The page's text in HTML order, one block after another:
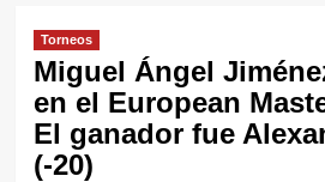
Torneos
Miguel Ángel
en el European
El ganador fue
(-20)